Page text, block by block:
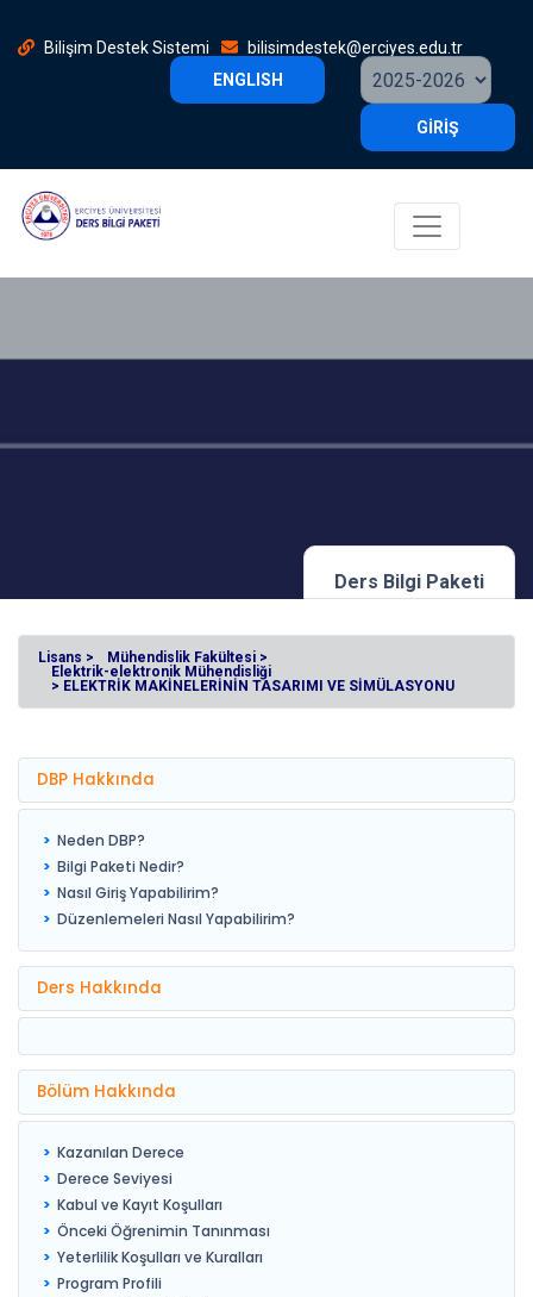
Bilişim Destek Sistemi
bilisimdestek@erciyes.edu.tr
ENGLISH
GİRİŞ
Ders Bilgi Paketi
Lisans >
Mühendislik Fakültesi >
Elektrik-elektronik Mühendisliği
> ELEKTRİK MAKİNELERİNİN TASARIMI VE SİMÜLASYONU
DBP Hakkında
Neden DBP?
Bilgi Paketi Nedir?
Nasıl Giriş Yapabilirim?
Düzenlemeleri Nasıl Yapabilirim?
Ders Hakkında
Bölüm Hakkında
Kazanılan Derece
Derece Seviyesi
Kabul ve Kayıt Koşulları
Önceki Öğrenimin Tanınması
Yeterlilik Koşulları ve Kuralları
Program Profili